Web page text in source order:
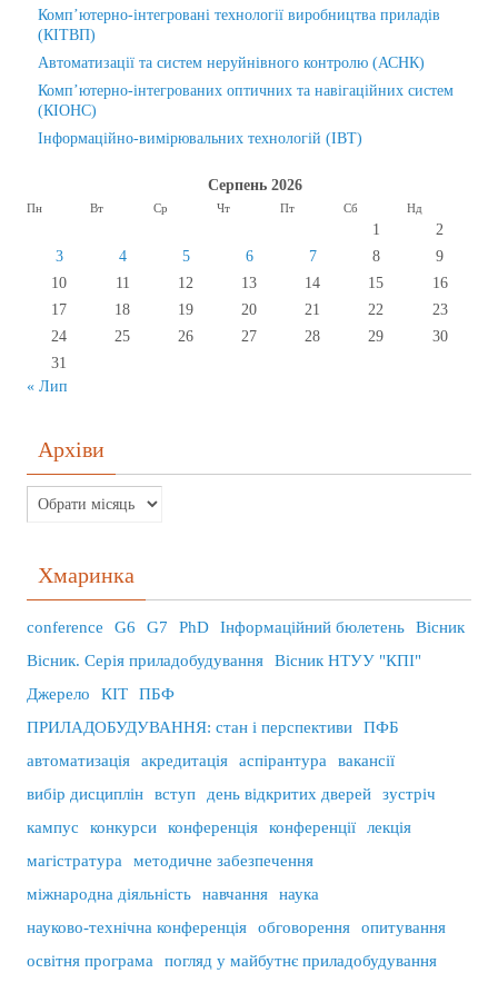
Комп’ютерно-інтегровані технології виробництва приладів
(КІТВП)
Автоматизації та систем неруйнівного контролю (АСНК)
Комп’ютерно-інтегрованих оптичних та навігаційних систем
(КІОНС)
Інформаційно-вимірювальних технологій (ІВТ)
Серпень 2026
Пн Вт Ср Чт Пт Сб Нд
1
2
3
4 5 6 7 8
9
10
11 12 13 14 15
16
17
18 19 20 21 22
23
24
25 26 27 28 29
30
31
« Лип
Архіви
Хмаринка
conference G6 G7 PhD Інформаційний бюлетень
Вісник
Вісник. Серія приладобудування
Вісник НТУУ "КПІ"
Джерело
КІТ
ПБФ
ПРИЛАДОБУДУВАННЯ: стан і перспективи
ПФБ
автоматизація
акредитація аспірантура
вакансії
вибір дисциплін
вступ день відкритих дверей
зустріч
кампус
конкурси конференція конференції
лекція
магістратура
методичне забезпечення
міжнародна діяльність
навчання
наука
науково-технічна конференція
обговорення
опитування
освітня програма
погляд у майбутнє приладобудування